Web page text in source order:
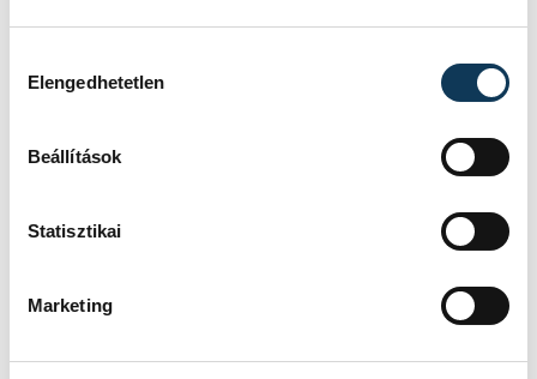
Elengedhetetlen
Beállítások
Statisztikai
Marketing